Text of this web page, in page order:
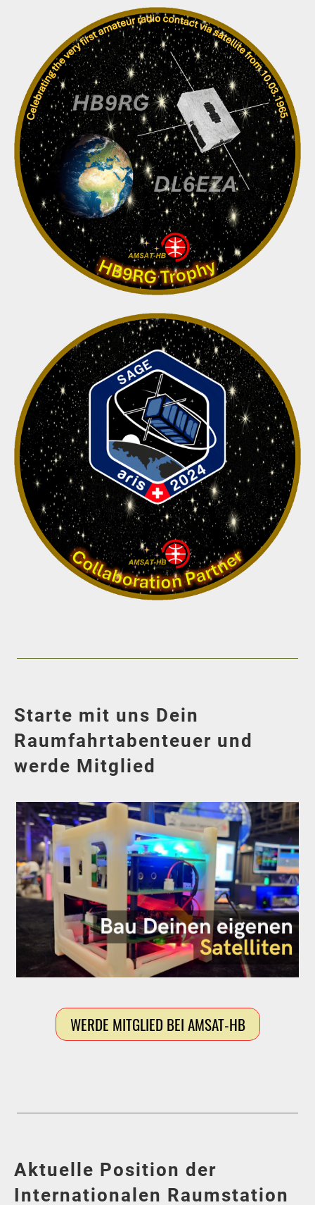
Starte mit uns Dein
Raumfahrtabenteuer und
werde Mitglied
WERDE MITGLIED BEI AMSAT-HB
Aktuelle Position der
Internationalen Raumstation